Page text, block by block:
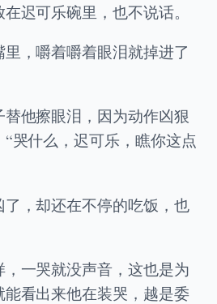
迟可乐碗里，也不说话。
，嚼着嚼着眼泪就掉进了
他擦眼泪，因为动作凶狠
哭什么，迟可乐，瞧你这点
，却还在不停的吃饭，也
一哭就没声音，这也是为
看出来他在装哭，越是委